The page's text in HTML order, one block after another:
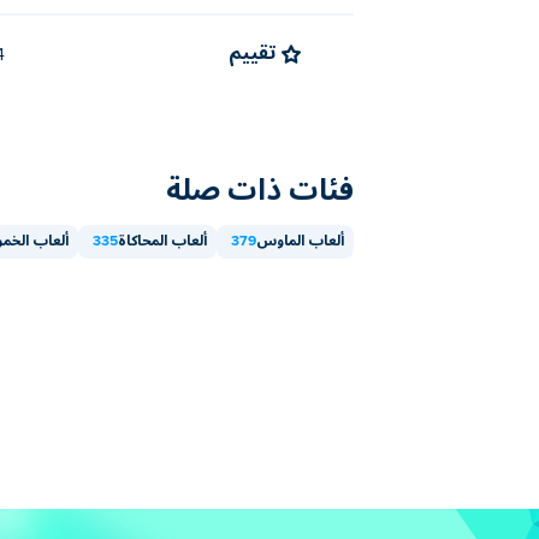
تقييم
فئات ذات صلة
ألعاب الماوس379 ألعاب المحاكاة335 ألعاب